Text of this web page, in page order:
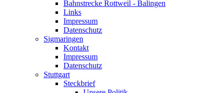
Bahnstrecke Rottweil - Balingen
Links
Impressum
Datenschutz
Sigmaringen
Kontakt
Impressum
Datenschutz
Stuttgart
Steckbrief